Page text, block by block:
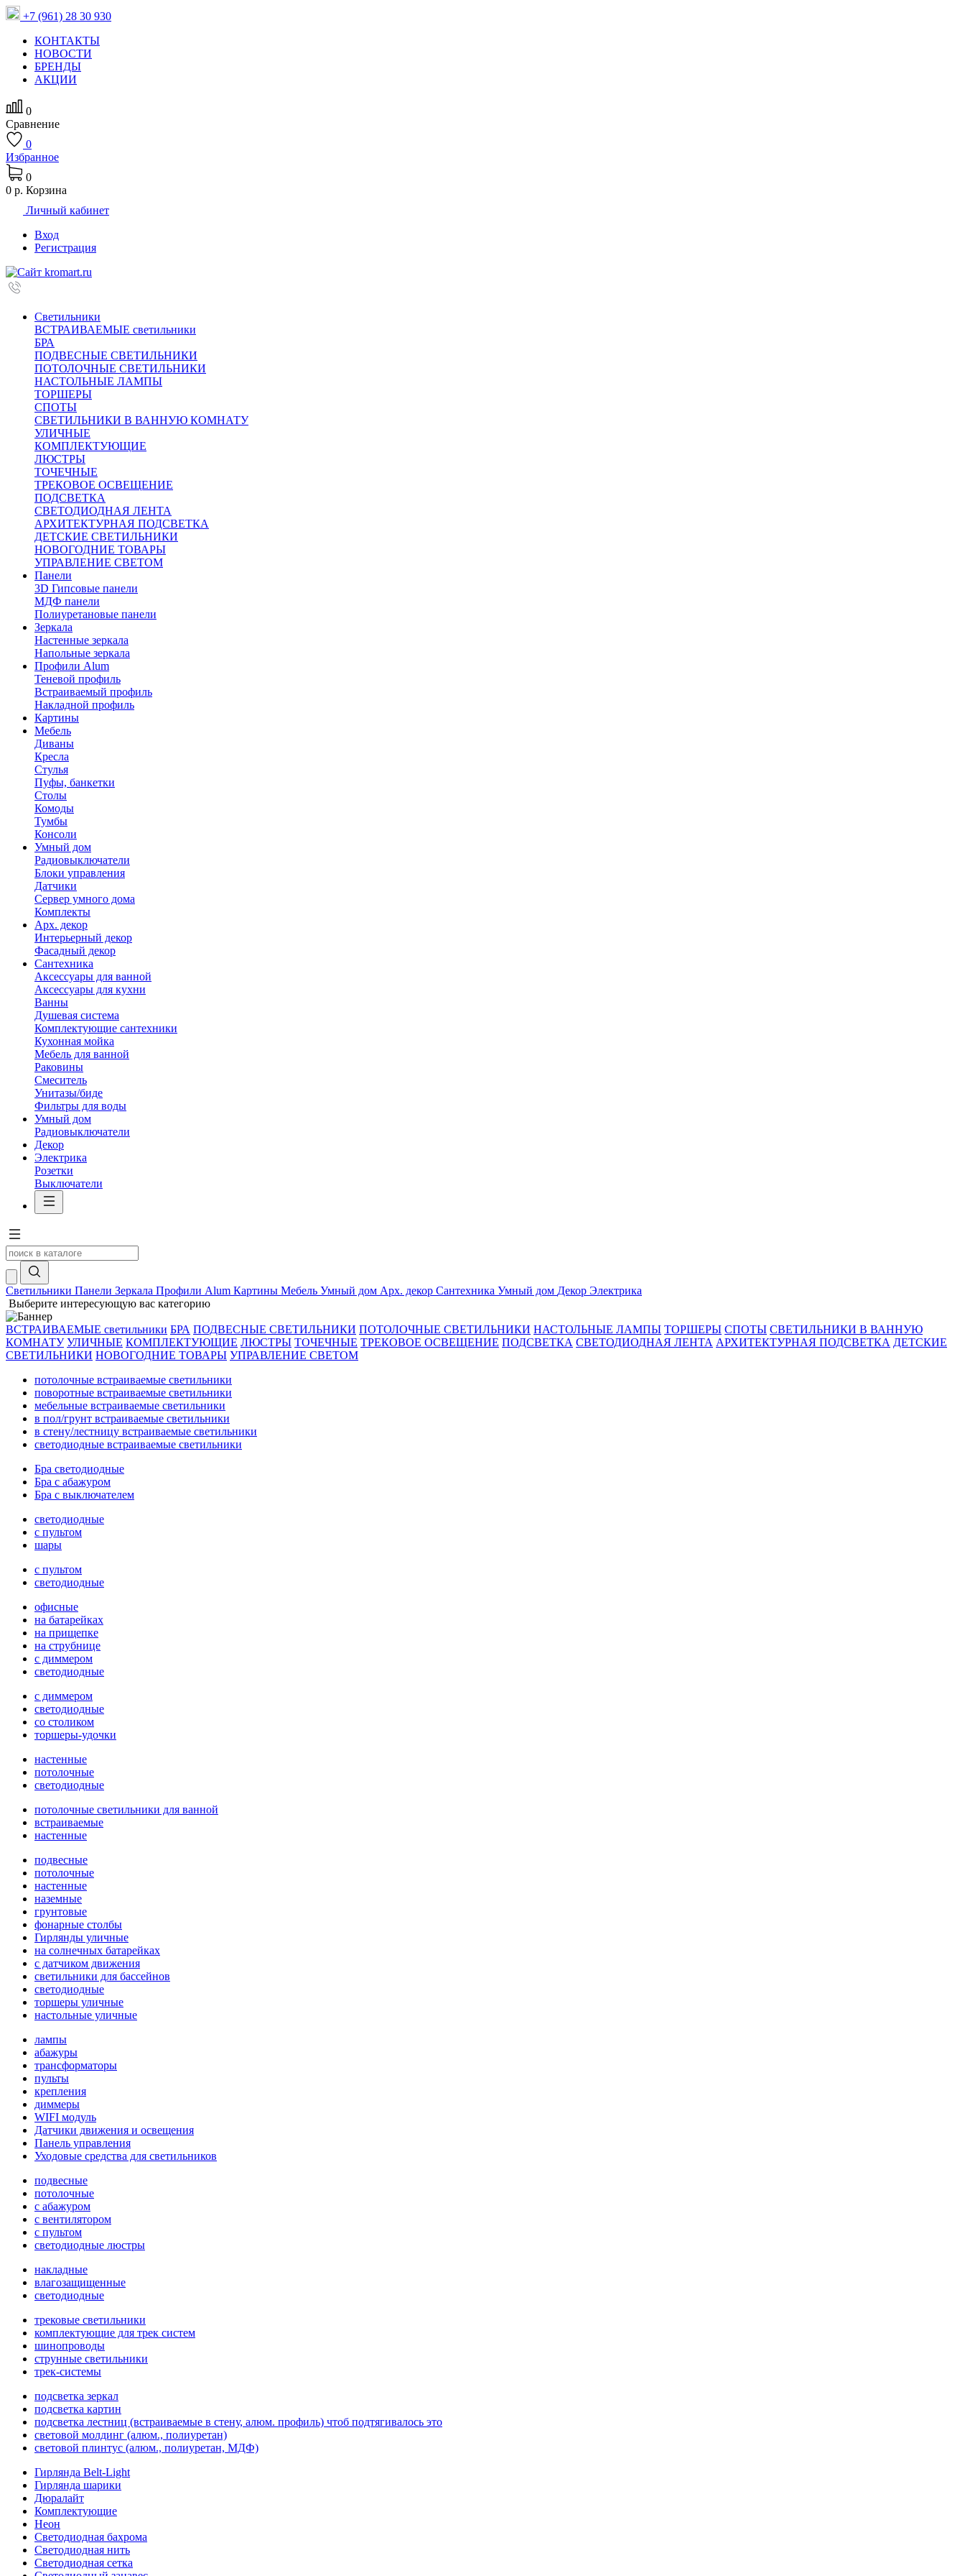
+7 (961) 28 30 930
КОНТАКТЫ
НОВОСТИ
БРЕНДЫ
АКЦИИ
0
Сравнение
0
Избранное
0
0 р. Корзина
Личный кабинет
Вход
Регистрация
Светильники
ВСТРАИВАЕМЫЕ светильники
БРА
ПОДВЕСНЫЕ СВЕТИЛЬНИКИ
ПОТОЛОЧНЫЕ СВЕТИЛЬНИКИ
НАСТОЛЬНЫЕ ЛАМПЫ
ТОРШЕРЫ
СПОТЫ
СВЕТИЛЬНИКИ В ВАННУЮ КОМНАТУ
УЛИЧНЫЕ
КОМПЛЕКТУЮЩИЕ
ЛЮСТРЫ
ТОЧЕЧНЫЕ
ТРЕКОВОЕ ОСВЕЩЕНИЕ
ПОДСВЕТКА
СВЕТОДИОДНАЯ ЛЕНТА
АРХИТЕКТУРНАЯ ПОДСВЕТКА
ДЕТСКИЕ СВЕТИЛЬНИКИ
НОВОГОДНИЕ ТОВАРЫ
УПРАВЛЕНИЕ СВЕТОМ
Панели
3D Гипсовые панели
МДФ панели
Полиуретановые панели
Зеркала
Настенные зеркала
Напольные зеркала
Профили Alum
Теневой профиль
Встраиваемый профиль
Накладной профиль
Картины
Мебель
Диваны
Кресла
Стулья
Пуфы, банкетки
Столы
Комоды
Тумбы
Консоли
Умный дом
Радиовыключатели
Блоки управления
Датчики
Сервер умного дома
Комплекты
Арх. декор
Интерьерный декор
Фасадный декор
Сантехника
Аксессуары для ванной
Аксессуары для кухни
Ванны
Душевая система
Комплектующие сантехники
Кухонная мойка
Мебель для ванной
Раковины
Смеситель
Унитазы/биде
Фильтры для воды
Умный дом
Радиовыключатели
Декор
Электрика
Розетки
Выключатели
Светильники Панели Зеркала Профили Alum Картины Мебель Умный дом Арх. декор Сантехника Умный дом Декор Электрика
Выберите интересующую вас категорию
ВСТРАИВАЕМЫЕ светильники БРА ПОДВЕСНЫЕ СВЕТИЛЬНИКИ ПОТОЛОЧНЫЕ СВЕТИЛЬНИКИ НАСТОЛЬНЫЕ ЛАМПЫ ТОРШЕРЫ СПОТЫ СВЕТИЛЬНИКИ В ВАННУЮ
КОМНАТУ УЛИЧНЫЕ КОМПЛЕКТУЮЩИЕ ЛЮСТРЫ ТОЧЕЧНЫЕ ТРЕКОВОЕ ОСВЕЩЕНИЕ ПОДСВЕТКА СВЕТОДИОДНАЯ ЛЕНТА АРХИТЕКТУРНАЯ ПОДСВЕТКА ДЕТСКИЕ
СВЕТИЛЬНИКИ НОВОГОДНИЕ ТОВАРЫ УПРАВЛЕНИЕ СВЕТОМ
потолочные встраиваемые светильники
поворотные встраиваемые светильники
мебельные встраиваемые светильники
в пол/грунт встраиваемые светильники
в стену/лестницу встраиваемые светильники
светодиодные встраиваемые светильники
Бра светодиодные
Бра с абажуром
Бра с выключателем
светодиодные
с пультом
шары
с пультом
светодиодные
офисные
на батарейках
на прищепке
на струбнице
с диммером
светодиодные
с диммером
светодиодные
со столиком
торшеры-удочки
настенные
потолочные
светодиодные
потолочные светильники для ванной
встраиваемые
настенные
подвесные
потолочные
настенные
наземные
грунтовые
фонарные столбы
Гирлянды уличные
на солнечных батарейках
с датчиком движения
светильники для бассейнов
светодиодные
торшеры уличные
настольные уличные
лампы
абажуры
трансформаторы
пульты
крепления
диммеры
WIFI модуль
Датчики движения и освещения
Панель управления
Уходовые средства для светильников
подвесные
потолочные
с абажуром
с вентилятором
с пультом
светодиодные люстры
накладные
влагозащищенные
светодиодные
трековые светильники
комплектующие для трек систем
шинопроводы
струнные светильники
трек-системы
подсветка зеркал
подсветка картин
подсветка лестниц (встраиваемые в стену, алюм. профиль) чтоб подтягивалось это
световой молдинг (алюм., полиуретан)
световой плинтус (алюм., полиуретан, МДФ)
Гирлянда Belt-Light
Гирлянда шарики
Дюралайт
Комплектующие
Неон
Светодиодная бахрома
Светодиодная нить
Светодиодная сетка